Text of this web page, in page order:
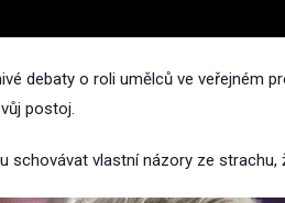
debaty o roli umělců ve veřejném
postoj.
schovávat vlastní názory ze